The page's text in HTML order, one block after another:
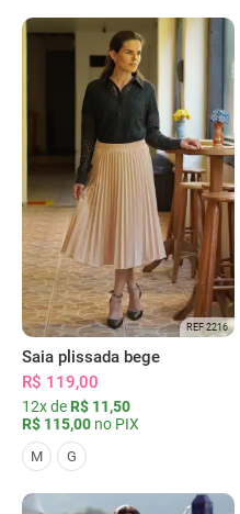
REF 2216
Saia plissada bege
R$ 119,00
12x de R$ 11,50
R$ 115,00 no PIX
M G